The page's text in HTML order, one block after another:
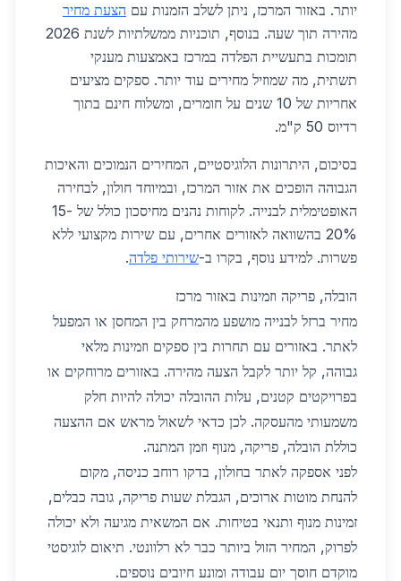
יותר. באזור המרכז, ניתן לשלב הזמנות עם הצעת מחיר
מהירה תוך שעה. בנוסף, תוכניות ממשלתיות לשנת 2026
תומכות בתעשיית הפלדה במרכז באמצעות מענקי
תשתית, מה שמוזיל מחירים עוד יותר. ספקים מציעים
אחריות של 10 שנים על חומרים, ומשלוח חינם בתוך
רדיוס 50 ק"מ.
בסיכום, היתרונות הלוגיסטיים, המחירים הנמוכים והאיכות
הגבוהה הופכים את אזור המרכז, ובמיוחד חולון, לבחירה
האופטימלית לבנייה. לקוחות נהנים מחיסכון כולל של 15-
20% בהשוואה לאזורים אחרים, עם שירות מקצועי ללא
פשרות. למידע נוסף, בקרו ב-שירותי פלדה.
הובלה, פריקה וזמינות באזור מרכז
מחיר ברזל לבנייה מושפע מהמרחק בין המחסן או המפעל
לאתר. באזורים עם תחרות בין ספקים וזמינות מלאי
גבוהה, קל יותר לקבל הצעה מהירה. באזורים מרוחקים או
בפרויקטים קטנים, עלות ההובלה יכולה להיות חלק
משמעותי מהעסקה. לכן כדאי לשאול מראש אם ההצעה
כוללת הובלה, פריקה, מנוף וזמן המתנה.
לפני אספקה לאתר בחולון, בדקו רוחב כניסה, מקום
להנחת מוטות ארוכים, הגבלת שעות פריקה, גובה כבלים,
זמינות מנוף ותנאי בטיחות. אם המשאית מגיעה ולא יכולה
לפרוק, המחיר הזול ביותר כבר לא רלוונטי. תיאום לוגיסטי
מוקדם חוסך יום עבודה ומונע חיובים נוספים.